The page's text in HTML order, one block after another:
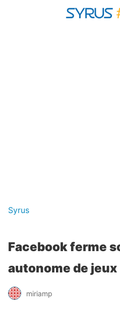
Syrus
Facebook ferme
autonome de jeux
miriamp